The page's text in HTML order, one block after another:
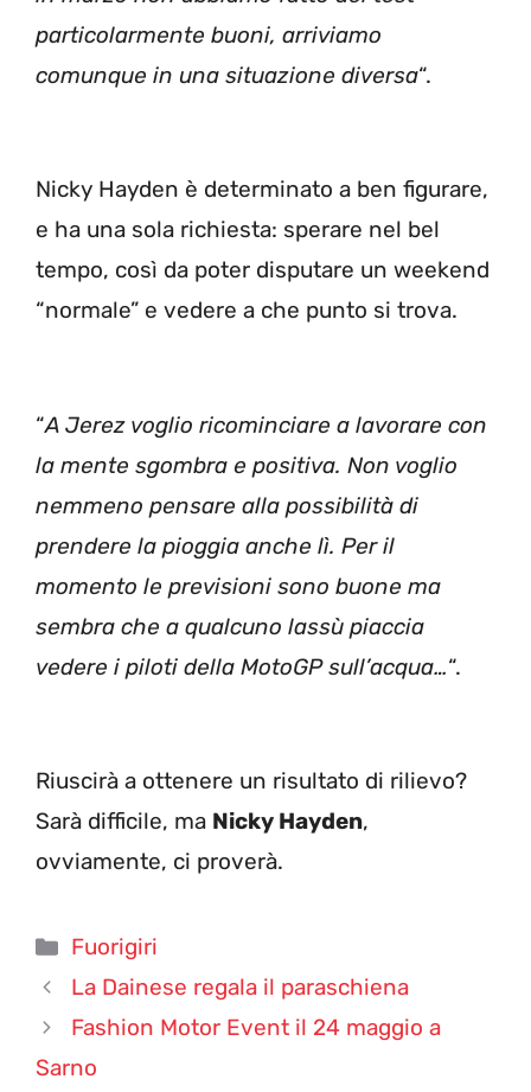
particolarmente buoni, arriviamo
comunque in una situazione diversa“.
Nicky Hayden è determinato a ben figurare,
e ha una sola richiesta: sperare nel bel
tempo, così da poter disputare un weekend
“normale” e vedere a che punto si trova.
“A Jerez voglio ricominciare a lavorare con
la mente sgombra e positiva. Non voglio
nemmeno pensare alla possibilità di
prendere la pioggia anche lì. Per il
momento le previsioni sono buone ma
sembra che a qualcuno lassù piaccia
vedere i piloti della MotoGP sull’acqua…“.
Riuscirà a ottenere un risultato di rilievo?
Sarà difficile, ma Nicky Hayden,
ovviamente, ci proverà.
Categorie
Fuorigiri
La Dainese regala il paraschiena
Fashion Motor Event il 24 maggio a
Sarno